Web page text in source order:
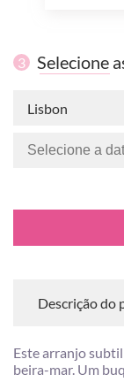
3 Selecione
Lisbon
Descrição do
Este arranjo subtil
beira-mar. Um